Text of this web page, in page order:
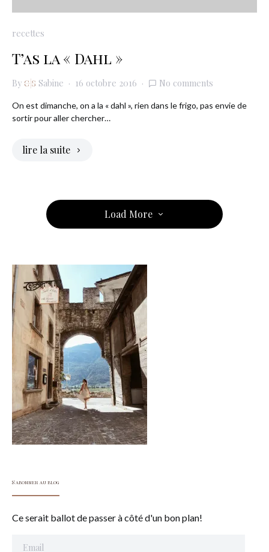
recettes
T’as la « Dahl »
By Sabine 16 octobre 2016 No comments
On est dimanche, on a la « dahl », rien dans le frigo, pas envie de
sortir pour aller chercher…
lire la suite
Load More
S'abonner au blog
Ce serait ballot de passer à côté d'un bon plan!